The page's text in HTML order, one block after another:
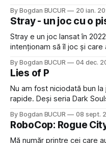
în perioada sărbătorilor,
cadou. Beau destul de
By Bogdan BUCUR 20 ian.
Stray - un joc cu o
Stray e un joc lansat în
intenționam să îl joc și
8-10 ore pentru
terminat în mini-vacanța
By Bogdan BUCUR 04 dec.
Lies of P
Nu am fost niciodată bun
rapide. Deși seria Dark
story-mode și tot moare,
mult prea dificile și nu
By Bogdan BUCUR 08 sept.
RoboCop: Rogue
Mă număr printre cei care